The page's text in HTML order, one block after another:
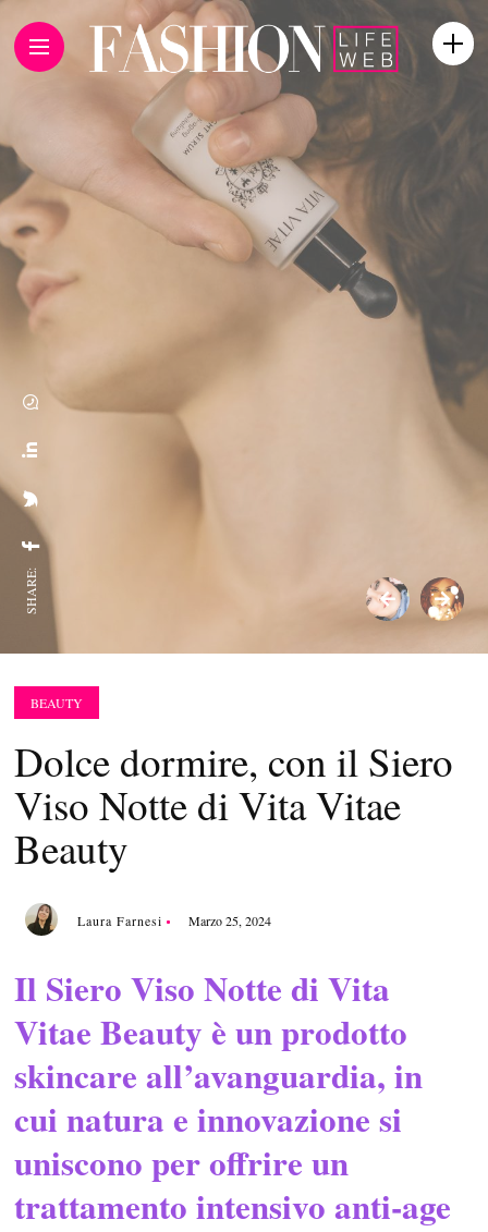
SHARE:
BEAUTY
Dolce dormire, con il Siero
Viso Notte di Vita Vitae
Beauty
Laura Farnesi Marzo 25, 2024
Il Siero Viso Notte di Vita
Vitae Beauty è un prodotto
skincare all’avanguardia, in
cui natura e innovazione si
uniscono per offrire un
trattamento intensivo anti-age